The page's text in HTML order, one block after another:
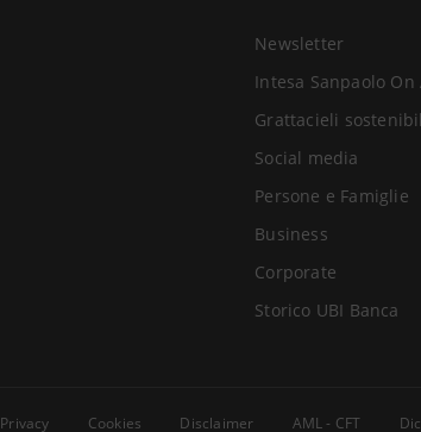
Newsletter
Intesa Sanpaolo On
Grattacieli
Social media
Persone e Famiglie
Business
Corporate
Storico UBI Banca
Privacy Cookies Disclaimer AML - CFT